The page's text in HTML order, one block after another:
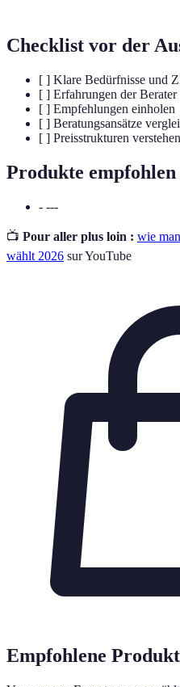
Checklist vor der
[ ] Klare Bedürfnisse und
[ ] Erfahrungen der Berater
[ ] Empfehlungen einholen
[ ] Beratungsansätze
[ ] Preisstrukturen verstehen
Produkte empfohlen
- ---
📺 Pour aller plus loin : wie
wählt 2026 sur YouTube
Empfohlene